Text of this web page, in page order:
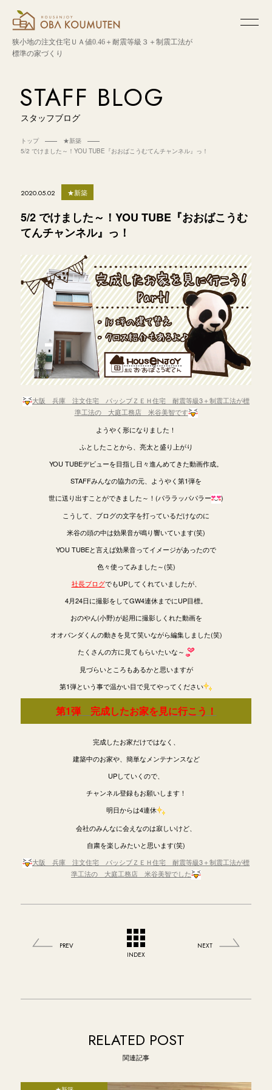
狭小地の注文住宅ＵＡ値0.46＋耐震等級３＋制震工法が
標準の家づくり
STAFF BLOG
スタッフブログ
トップ
★新築
5/2 でけました～！YOU TUBE『おおばこうむてんチャンネル』っ！
2020.05.02 ★新築
5/2 でけました～！YOU TUBE『おおばこうむ
てんチャンネル』っ！
大阪 兵庫 注文住宅 パッシブＺＥＨ住宅 耐震等級3＋制震工法が標
準工法の 大庭工務店 米谷美智です
ようやく形になりました！
ふとしたことから、亮太と盛り上がり
YOU TUBEデビューを目指し日々進んめてきた動画作成。
STAFFみんなの協力の元、ようやく第1弾を
世に送り出すことができました～！(パララッパパラー
)
こうして、ブログの文字を打っているだけなのに
米谷の頭の中は効果音が鳴り響いています(笑)
YOU TUBEと言えば効果音ってイメージがあったので
色々使ってみました～(笑)
社長ブログでもUPしてくれていましたが、
4月24日に撮影をしてGW4連休までにUP目標。
おのやん(小野)が起用に撮影しくれた動画を
オオバンダくんの動きを見て笑いながら編集しました(笑)
たくさんの方に見てもらいたいな～
見づらいところもあるかと思いますが
第1弾という事で温かい目で見てやってください
第1弾 完成したお家を見に行こう！
完成したお家だけではなく、
建築中のお家や、簡単なメンテナンスなど
UPしていくので、
チャンネル登録もお願いします！
明日からは4連休
会社のみんなに会えなのは寂しいけど、
自粛を楽しみたいと思います(笑)
大阪 兵庫 注文住宅 パッシブＺＥＨ住宅 耐震等級3＋制震工法が標
準工法の 大庭工務店 米谷美智でした
PREV
INDEX
NEXT
RELATED POST
関連記事